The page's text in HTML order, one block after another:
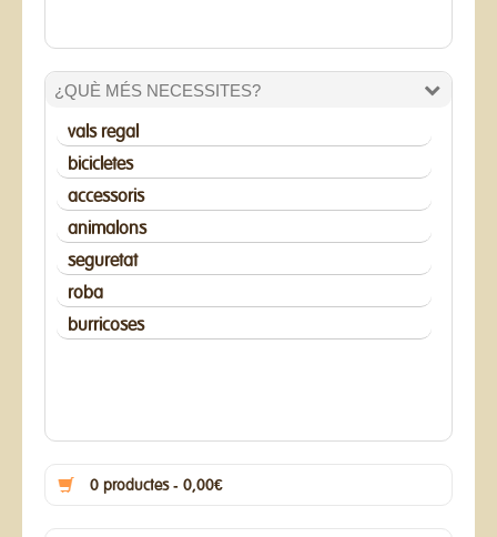
¿QUÈ MÉS NECESSITES?
vals regal
bicicletes
accessoris
animalons
seguretat
roba
burricoses
0 productes - 0,00€